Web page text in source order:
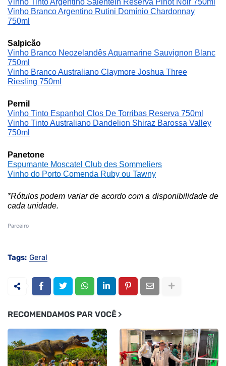
Vinho Branco Argentino Rutini Domínio Chardonnay
750ml
Salpicão
Vinho Branco Neozelandês Aquamarine Sauvignon Blanc
750ml
Vinho Branco Australiano Claymore Joshua Three
Riesling 750ml
Pernil
Vinho Tinto Espanhol Clos De Torribas Reserva 750ml
Vinho Tinto Australiano Dandelion Shiraz Barossa Valley
750ml
Panetone
Espumante Moscatel Club des Sommeliers
Vinho do Porto Comenda Ruby ou Tawny
*Rótulos podem variar de acordo com a disponibilidade de
cada unidade.
Parceiro
Tags: Geral
RECOMENDAMOS PAR VOCÊ